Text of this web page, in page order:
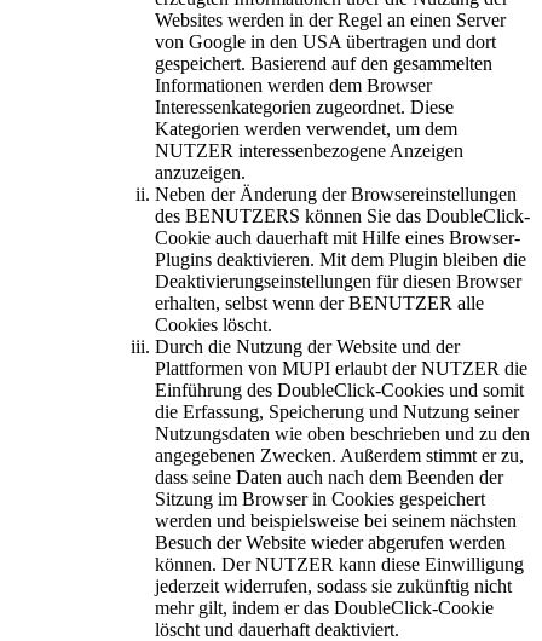
Websites werden in der Regel an einen Server
von Google in den USA übertragen und dort
gespeichert. Basierend auf den gesammelten
Informationen werden dem Browser
Interessenkategorien zugeordnet. Diese
Kategorien werden verwendet, um dem
NUTZER interessenbezogene Anzeigen
anzuzeigen.
Neben der Änderung der Browsereinstellungen
des BENUTZERS können Sie das DoubleClick-
Cookie auch dauerhaft mit Hilfe eines Browser-
Plugins deaktivieren. Mit dem Plugin bleiben die
Deaktivierungseinstellungen für diesen Browser
erhalten, selbst wenn der BENUTZER alle
Cookies löscht.
Durch die Nutzung der Website und der
Plattformen von MUPI erlaubt der NUTZER die
Einführung des DoubleClick-Cookies und somit
die Erfassung, Speicherung und Nutzung seiner
Nutzungsdaten wie oben beschrieben und zu den
angegebenen Zwecken. Außerdem stimmt er zu,
dass seine Daten auch nach dem Beenden der
Sitzung im Browser in Cookies gespeichert
werden und beispielsweise bei seinem nächsten
Besuch der Website wieder abgerufen werden
können. Der NUTZER kann diese Einwilligung
jederzeit widerrufen, sodass sie zukünftig nicht
mehr gilt, indem er das DoubleClick-Cookie
löscht und dauerhaft deaktiviert.